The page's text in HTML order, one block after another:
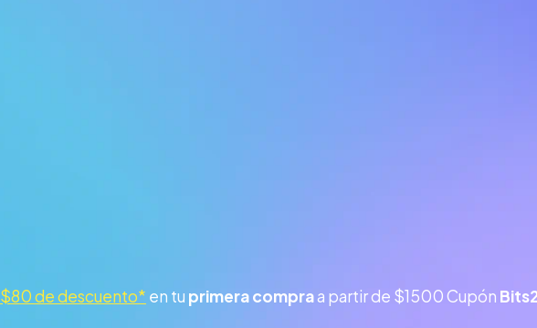
$80 de descuento* en tu primera compraa partir de $1500 Cupón